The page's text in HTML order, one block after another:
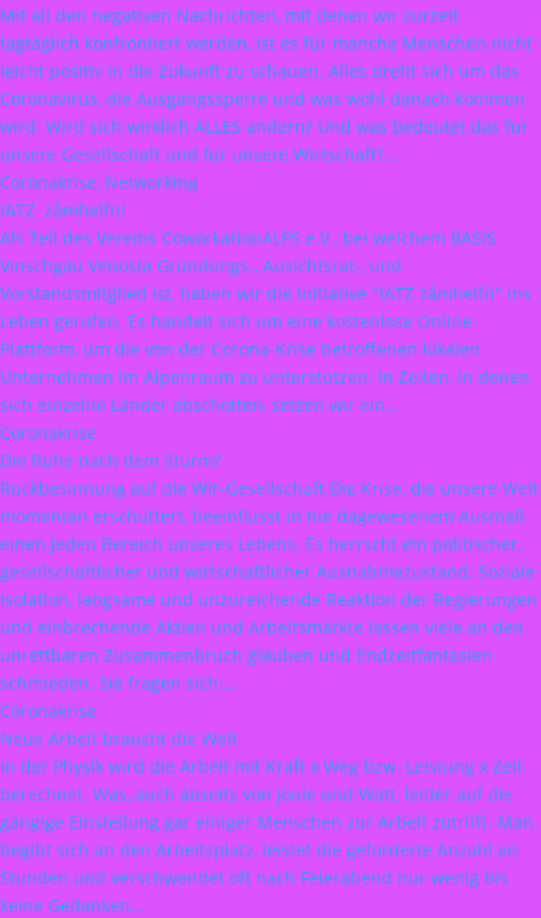
Mit all den negativen Nachrichten, mit denen wir zurzeit
tagtäglich konfrontiert werden, ist es für manche Menschen nicht
leicht positiv in die Zukunft zu schauen. Alles dreht sich um das
Coronavirus, die Ausgangssperre und was wohl danach kommen
wird. Wird sich wirklich ALLES ändern? Und was bedeutet das für
unsere Gesellschaft und für unsere Wirtschaft?…
Coronakrise, Networking
IATZ zåmhelfn!
Als Teil des Vereins CoworkationALPS e.V., bei welchem BASIS
Vinschgau Venosta Gründungs-, Ausichtsrat-, und
Vorstandsmitglied ist, haben wir die Initiative "IATZ zåmhelfn" ins
Leben gerufen. Es handelt sich um eine kostenlose Online-
Plattform, um die von der Corona-Krise betroffenen lokalen
Unternehmen im Alpenraum zu unterstützen. In Zeiten, in denen
sich einzelne Länder abschotten, setzen wir ein…
Coronakrise
Die Ruhe nach dem Sturm?
Rückbesinnung auf die Wir-Gesellschaft Die Krise, die unsere Welt
momentan erschüttert, beeinflusst in nie dagewesenem Ausmaß
einen jeden Bereich unseres Lebens. Es herrscht ein politischer,
gesellschaftlicher und wirtschaftlicher Ausnahmezustand. Soziale
Isolation, langsame und unzureichende Reaktion der Regierungen
und einbrechende Aktien und Arbeitsmärkte lassen viele an den
unrettbaren Zusammenbruch glauben und Endzeitfantasien
schmieden. Sie fragen sich:…
Coronakrise
Neue Arbeit braucht die Welt
In der Physik wird die Arbeit mit Kraft x Weg bzw. Leistung x Zeit
berechnet. Was, auch abseits von Joule und Watt, leider auf die
gängige Einstellung gar einiger Menschen zur Arbeit zutrifft. Man
begibt sich an den Arbeitsplatz, leistet die geforderte Anzahl an
Stunden und verschwendet oft nach Feierabend nur wenig bis
keine Gedanken…